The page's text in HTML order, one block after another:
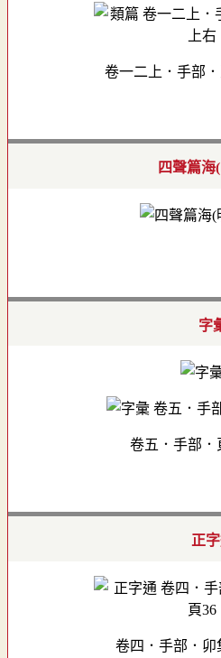
卷一二上．手部
四聲篇海
字
卷五．手部．
正
卷四．手部．卯